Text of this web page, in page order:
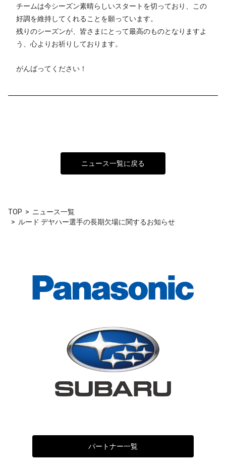
チームは今シーズン素晴らしいスタートを切っており、この
好調を維持してくれることを願っています。
残りのシーズンが、皆さまにとって最高のものとなりますよ
う、心よりお祈りしております。
がんばってください！
ニュース一覧に戻る
TOP
ニュース一覧
ルード デヤハー選手の長期欠場に関するお知らせ
パートナー一覧